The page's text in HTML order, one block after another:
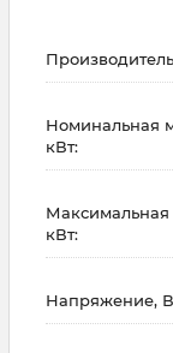
Номинальная
кВт:
Максимальная
кВт:
Напряжение,